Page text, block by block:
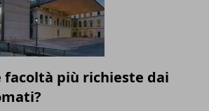
facoltà più richieste dai